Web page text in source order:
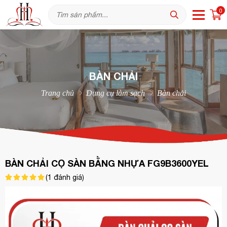
0
BÀN CHẢI
Trang chủ Dụng cụ làm sạch Bàn chải
BÀN CHẢI CỌ SÀN BẰNG NHỰA FG9B3600YEL
(1 đánh giá)